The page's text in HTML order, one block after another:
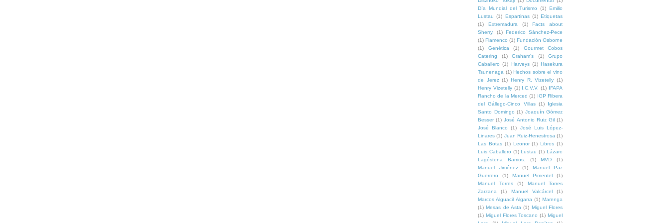
Día Mundial del Turismo
(1)
Emilio
Lustau (1) Espartinas (1) Etiquetas
(1)
Extremadura (1)
Facts about
Sherry.
(1)
Federico Sánchez-Pece
(1) Flamenco (1) Fundación Osborne
(1)
Genética (1)
Gourmet Cobos
Catering
(1) Graham's (1)
Grupo
Caballero (1) Harveys (1) Hasekura
Tsunenaga (1) Hechos sobre el vino
de Jerez (1) Henry R. Vizetelly (1)
Henry Vizetelly (1) I.C.V.V. (1)
IFAPA
Rancho de la Merced (1)
IGP Ribera
del Gállego-Cinco Villas (1)
Iglesia
Santo Domingo (1) Joaquín Gómez
Besser (1) José Antonio Ruiz Gil (1)
José Blanco
(1)
José Luis López-
Linares (1) Juan Ruiz-Henestrosa (1)
Las Botas (1) Leonor (1) Libros (1)
Luis Caballero (1) Lustau (1) Lázaro
Lagóstena Barrios.
(1) MVD
(1)
Manuel Jiménez
(1)
Manuel Paz
Guerrero
(1) Manuel Pimentel
(1)
Manuel Torres
(1)
Manuel Torres
Zarzana
(1) Manuel Valcárcel
(1)
Marcos Alguacil Algarra (1) Marenga
(1) Mesas de Asta (1) Miguel Flores
(1) Miguel Flores Toscano (1) Miguel